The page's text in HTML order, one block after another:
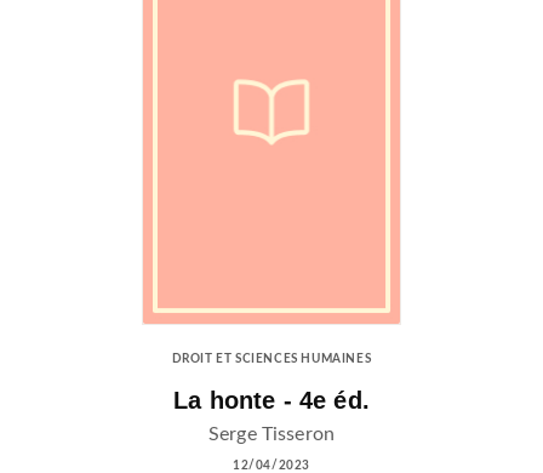
DROIT ET SCIENCES HUMAINES
La honte - 4e éd.
Serge Tisseron
12/04/2023